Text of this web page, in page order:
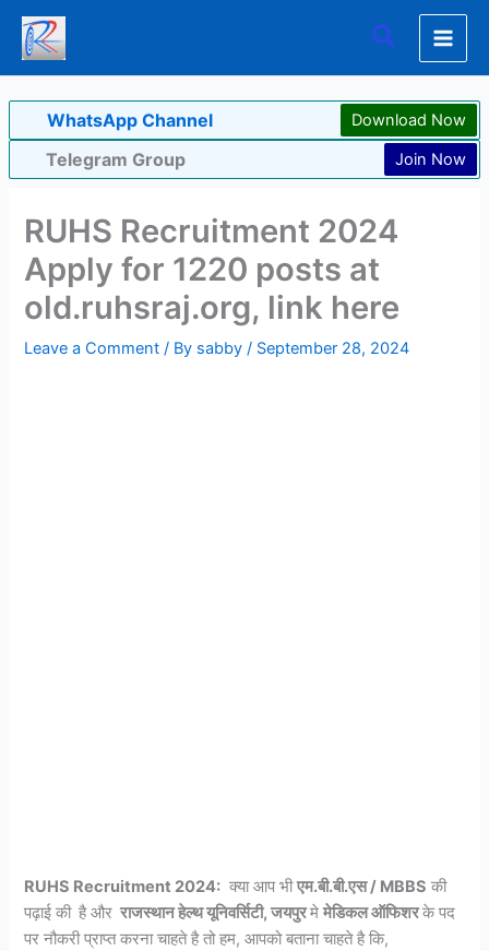
Skip
content
Search
WhatsApp Channel Download Now
Telegram Group Join Now
RUHS Recruitment 2024
Apply for 1220 posts at
old.ruhsraj.org, link here
Leave a Comment / By sabby/ September 28, 2024
RUHS Recruitment 2024: क्या आप भीएम.बी.बी.एस / MBBS की
पढ़ाई की है और राजस्थान हेल्थ यूनिवर्सिटी, जयपुरमेमेडिकल ऑफिशरके पद
पर नौकरी प्राप्त करना चाहते है तो हम, आपको बताना चाहते है कि,